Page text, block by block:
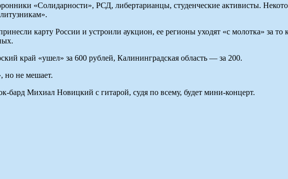
«Солидарности», РСД, либертарианцы, студенческие активисты.
карту России и устроили аукцион, ее регионы уходят «с молотка» за то
край «ушел» за 600 рублей, Калининградская область — за 200.
но не мешает.
бард Михиал Новицкий с гитарой, судя по всему, будет мини-концерт.